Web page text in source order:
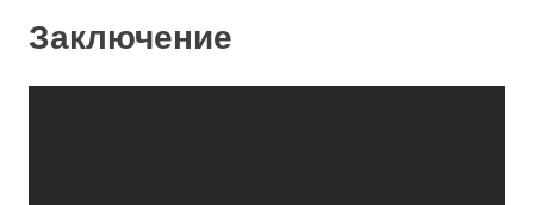
Заключение